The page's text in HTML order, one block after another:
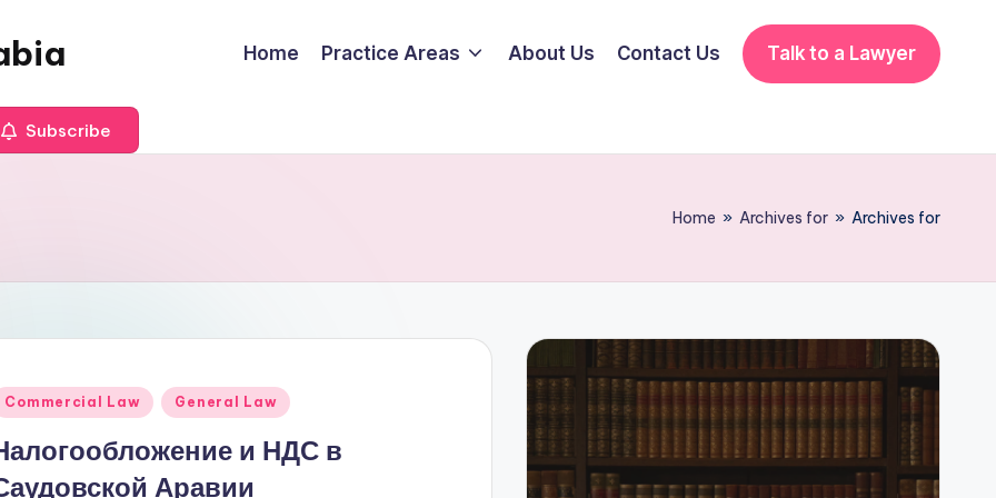
Home Practice Areas About Us Contact Us Talk to a Lawyer
Subscribe
Home » Archives for » Archives for
Commercial Law General Law
и НДС в
Аравии